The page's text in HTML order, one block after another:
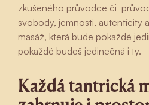
zkušeného průvodce či
svobody, jemnosti, autenticity
masáž, která bude pokaždé
pokaždé budeš jedinečná i ty.
Každá tantrická